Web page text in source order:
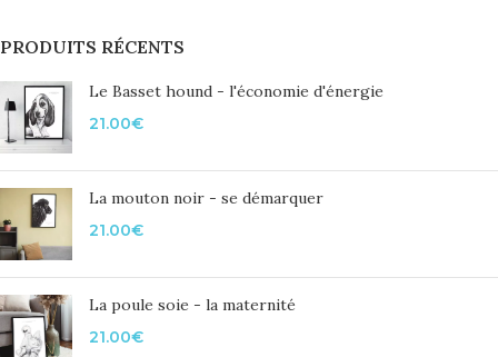
PRODUITS RÉCENTS
Le Basset hound - l'économie d'énergie
21.00€
La mouton noir - se démarquer
21.00€
La poule soie - la maternité
21.00€